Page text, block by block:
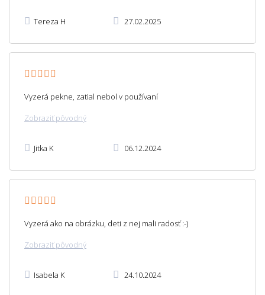
Tereza H 27.02.2025
Vyzerá pekne, zatial nebol v používaní
Zobraziť pôvodný
Jitka K 06.12.2024
Vyzerá ako na obrázku, deti z nej mali radosť :-)
Zobraziť pôvodný
Isabela K 24.10.2024